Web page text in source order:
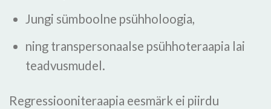
Jungi sümboolne psühholoogia,
ning transpersonaalse psühhoteraapia lai
teadvusmudel.
Regressiooniteraapia eesmärk ei piirdu